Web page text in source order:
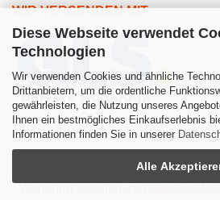
Diese Webseite verwendet
Technologien
Wir verwenden Cookies und ähnliche
Drittanbietern, um die ordentliche
gewährleisten, die Nutzung unseres
Ihnen ein bestmögliches Einkaufserlebnis
Informationen finden Sie in unserer
Alle
WIR VERSENDEN MIT